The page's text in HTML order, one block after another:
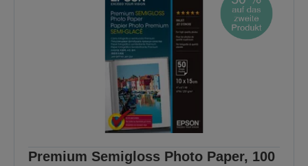
Premium Semigloss Photo Paper, 100